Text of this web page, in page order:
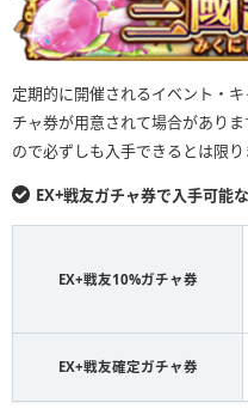
①
開催中のイベン
定期的に開催されるイベント・
チャ券が用意されて場合があり
ので必ずしも入手できるとは限り
EX+戦友ガチャ券で入手可能
EX+戦友10%ガチャ券
EX+戦友確定ガチャ券